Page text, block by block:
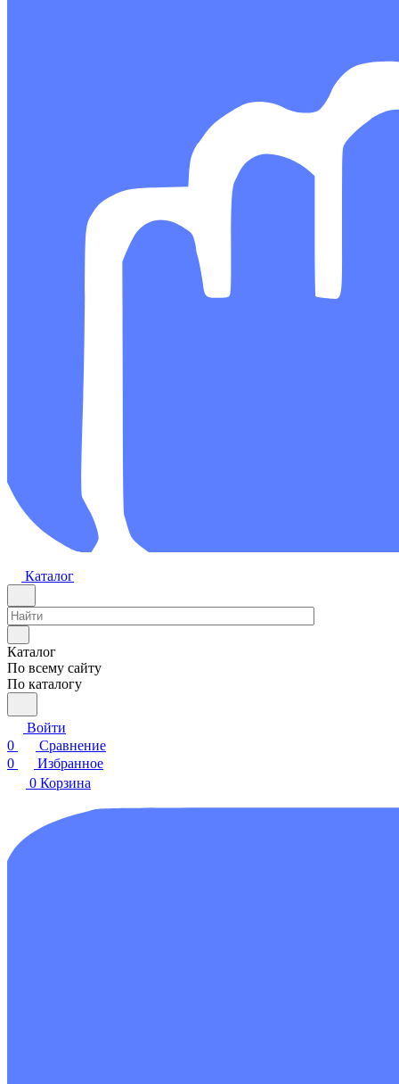
Каталог
Каталог
По всему сайту
По каталогу
Войти
0
Сравнение
0
Избранное
0 Корзина